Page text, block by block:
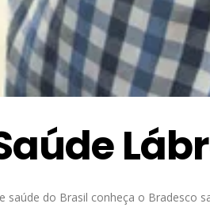
do Brasil conheça o Bradesco